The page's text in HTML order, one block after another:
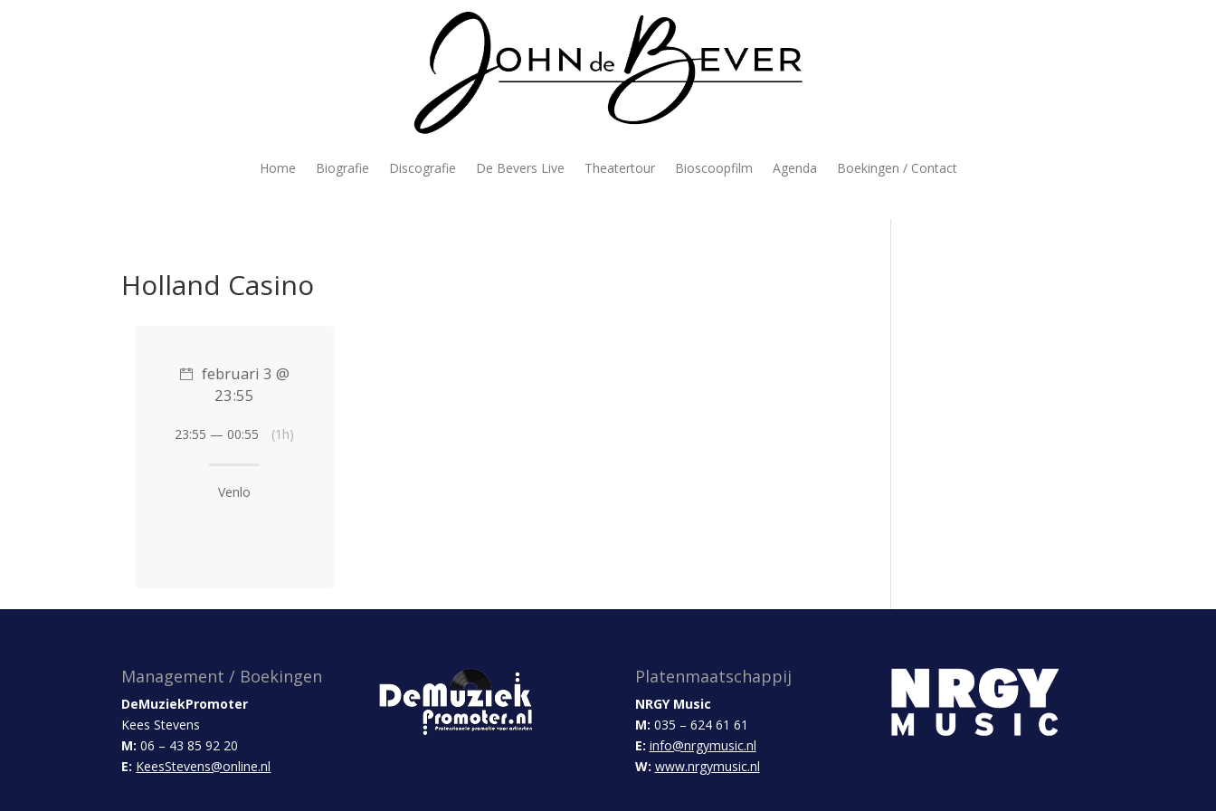
Home Biografie Discografie De Bevers Live Theatertour Bioscoopfilm Agenda Boekingen / Contact
Holland Casino
februari 3 @
23:55
23:55 — 00:55 (1h)
Venlo
Management / Boekingen
DeMuziekPromoter
Kees Stevens
M: 06 – 43 85 92 20
E: KeesStevens@online.nl
Platenmaatschappij
NRGY Music
M: 035 – 624 61 61
E: info@nrgymusic.nl
W: www.nrgymusic.nl